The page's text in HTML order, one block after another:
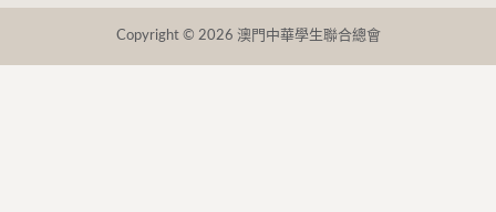
Copyright © 2026 澳門中華學生聯合總會